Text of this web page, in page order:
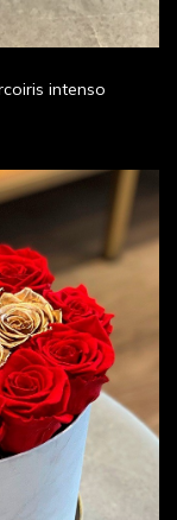
intenso